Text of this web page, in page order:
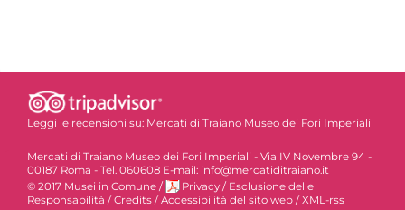
Leggi le recensioni su: Mercati di Traiano Museo dei Fori Imperiali
Mercati di Traiano Museo dei Fori Imperiali - Via IV Novembre 94 -
00187 Roma - Tel. 060608 E-mail: info@mercatiditraiano.it
© 2017 Musei in Comune / Privacy / Esclusione delle
Responsabilità / Credits / Accessibilità del sito web / XML-rss